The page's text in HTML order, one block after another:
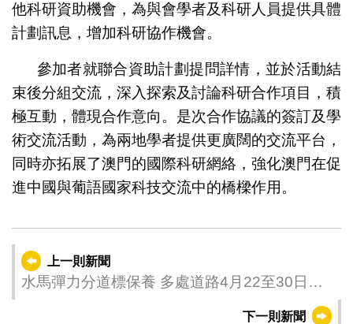
他科研資助機會，為與會學者及科研人員提供具體
計劃訊息，增加科研協作機會。
參加者就聯合資助計劃提問詳情，並於活動結
束後分組交流，深入探索及討論科研合作項目，積
極互動，體現合作意向。是次合作協議的簽訂及學
術交流活動，為兩地學者提供更廣闊的交流平台，
同時亦拓展了澳門的國際科研網絡，強化澳門在促
進中國與葡語國家科技交流中的橋樑作用。
上一則新聞
水馬彈力分道標保養 多處道路4月22至30日分
下一則新聞